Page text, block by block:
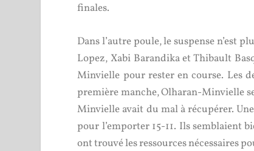
finales.
Dans l’autre poule, le suspense n’est
Lopez, Xabi Barandika et Thibault
Minvielle pour rester en course. Les
première manche, Olharan-Minvielle
Minvielle avait du mal à récupérer.
pour l’emporter 15-11. Ils
ont trouvé les ressources nécessaires